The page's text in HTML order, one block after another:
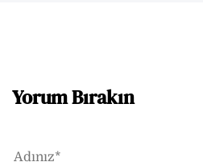
Yorum Bırakın